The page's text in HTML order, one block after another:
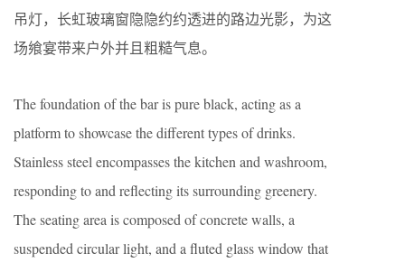
吊灯，长虹玻璃窗隐隐约约透进的路边光影，为这
场飨宴带来户外并且粗糙气息。
The foundation of the bar is pure black, acting as a
platform to showcase the different types of drinks.
Stainless steel encompasses the kitchen and washroom,
responding to and reflecting its surrounding greenery.
The seating area is composed of concrete walls, a
suspended circular light, and a fluted glass window that